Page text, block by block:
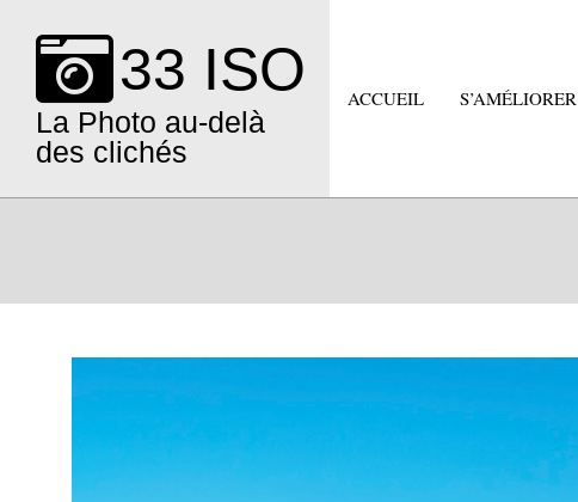
content
33 ISO
La Photo au-delà
des clichés
ACCUEIL S’AMÉLIORER